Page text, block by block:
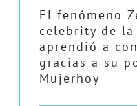
El fenómeno
celebrity de
aprendió a
gracias a su
Mujerhoy